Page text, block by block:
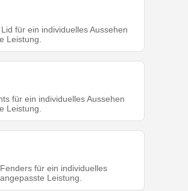
für ein individuelles Aussehen
Leistung.
für ein individuelles Aussehen
Leistung.
für ein individuelles
Leistung.